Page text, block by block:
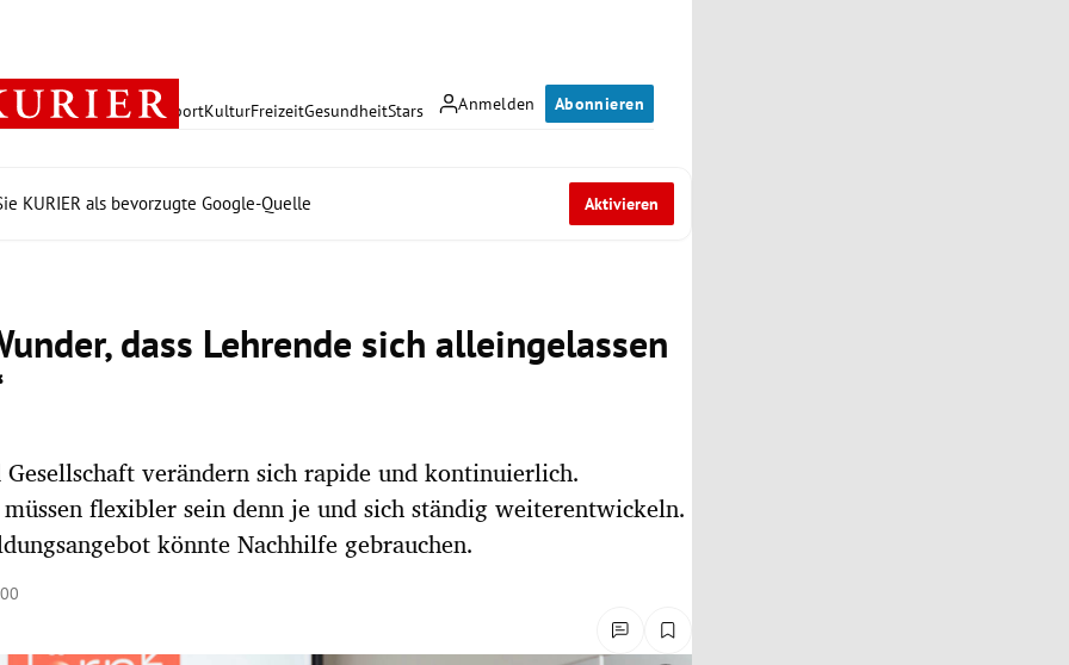
Anmelden Abonnieren
PolitikWirtschaft SportKulturFreizeitGesundheitStars
KURIER als bevorzugte Google-Quelle Aktivieren
dass Lehrende sich alleingelassen
Gesellschaft verändern sich rapide und kontinuierlich.
flexibler sein denn je und sich ständig weiterentwickeln.
könnte Nachhilfe gebrauchen.